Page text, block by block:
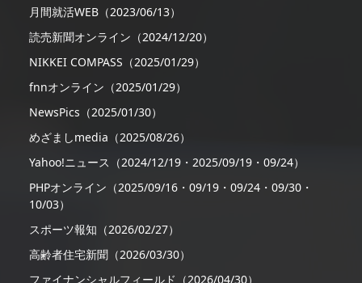
月間就活WEB（2023/06/13）
読売新聞オンライン（2024/12/20）
NIKKEI COMPASS（2025/01/29）
fnnオンライン（2025/01/29）
NewsPics（2025/01/30）
めざましmedia（2025/08/26）
Yahoo!ニュース（2024/12/19・2025/09/19・09/24）
PHPオンライン（2025/09/16・09/19・09/24・09/30・
10/03）
スポーツ報知（2026/02/27）
高齢者住宅新聞（2026/03/30）
ファイナンシャルフィールド（2026/04/30）